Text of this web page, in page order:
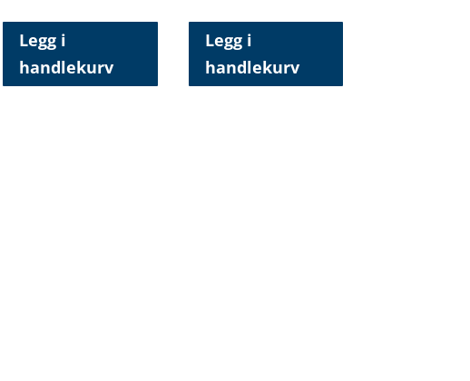
Legg i
handlekurv
Legg i
handlekurv